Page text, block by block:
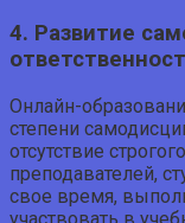
4. Развитие
Онлайн-
степени
отсутствие
преподавателей,
свое время,